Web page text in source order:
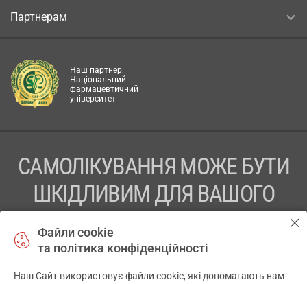
Партнерам
Наш партнер:
Національний
фармацевтичний
університет
САМОЛІКУВАННЯ МОЖЕ БУТИ
ШКІДЛИВИМ ДЛЯ ВАШОГО
ПЕРЕД ЗАСТОСУВАННЯМ ПРЕПАРАТУ ПРОКОНСУЛЬТУЙТЕСЬ
Файли cookie
та політика конфіденційності
Наш Сайт використовує файли cookie, які допомагають нам